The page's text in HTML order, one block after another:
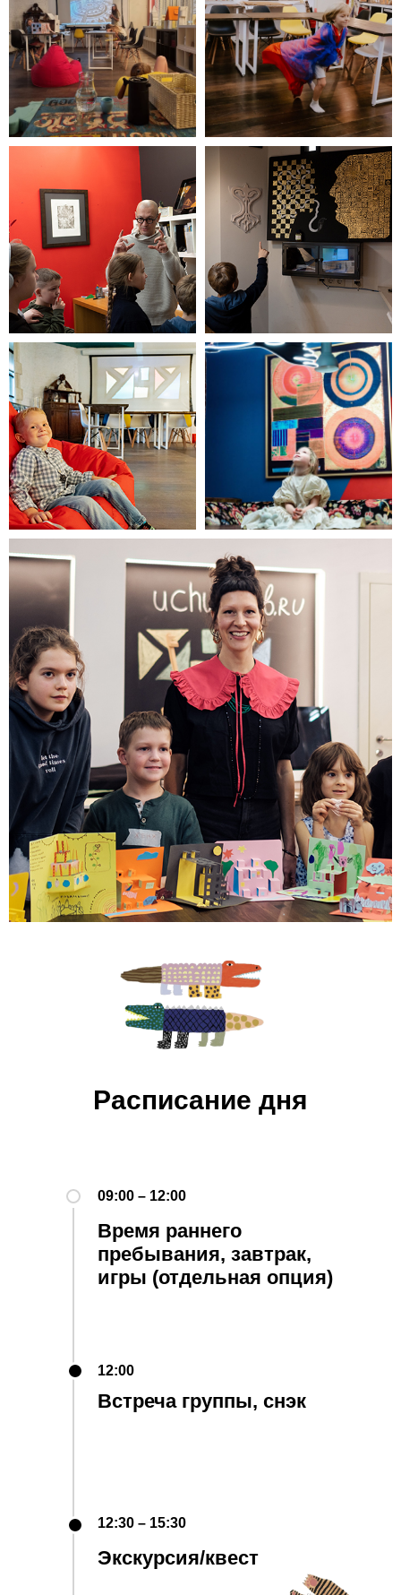
Экскурсия/квест
09:00 – 12:00
Расписание дня
Встреча группы, снэк
Время раннего
пребывания, завтрак,
игры (отдельная опция)
12:00
12:30 – 15:30